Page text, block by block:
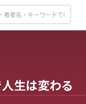
生は変わる